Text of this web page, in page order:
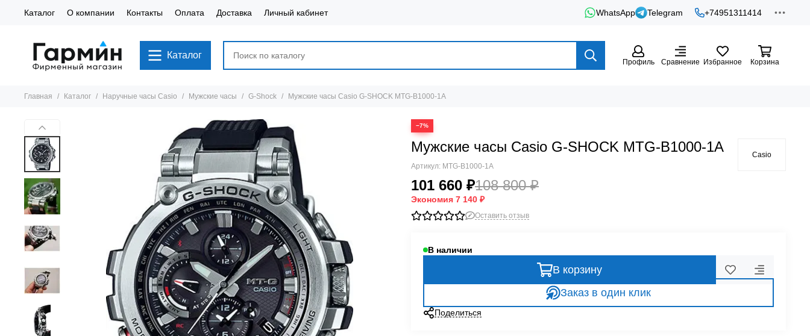
Каталог О компании Контакты Оплата Доставка Личный кабинет WhatsApp Telegram +74951311414
Каталог
Профиль Сравнение Избранное Корзина
Главная Каталог Наручные часы Casio Мужские часы G-Shock Мужские часы Casio G-SHOCK MTG-B1000-1A
−7%
Мужские часы Casio G-SHOCK MTG-B1000-1A
Артикул: MTG-B1000-1A
101 660 ₽108 800 ₽
Экономия 7 140 ₽
Casio
Оставить отзыв
В наличии
В корзину
Заказ в один клик
Поделиться